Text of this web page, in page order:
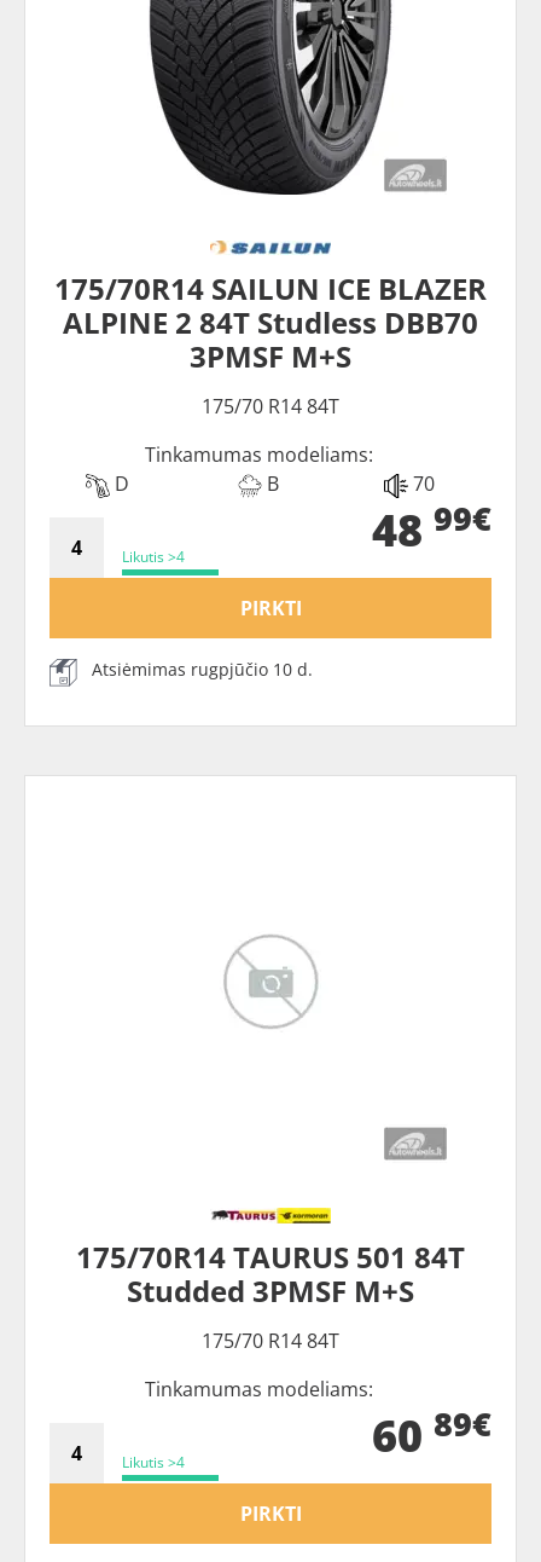
175/70R14 SAILUN ICE BLAZER
ALPINE 2 84T Studless DBB70
3PMSF M+S
175/70 R14 84T
Tinkamumas modeliams:
D
B 70
Likutis >4 48 99€
PIRKTI
Atsiėmimas rugpjūčio 10 d.
175/70R14 TAURUS 501 84T
Studded 3PMSF M+S
175/70 R14 84T
Tinkamumas modeliams:
Likutis >4 60 89€
PIRKTI